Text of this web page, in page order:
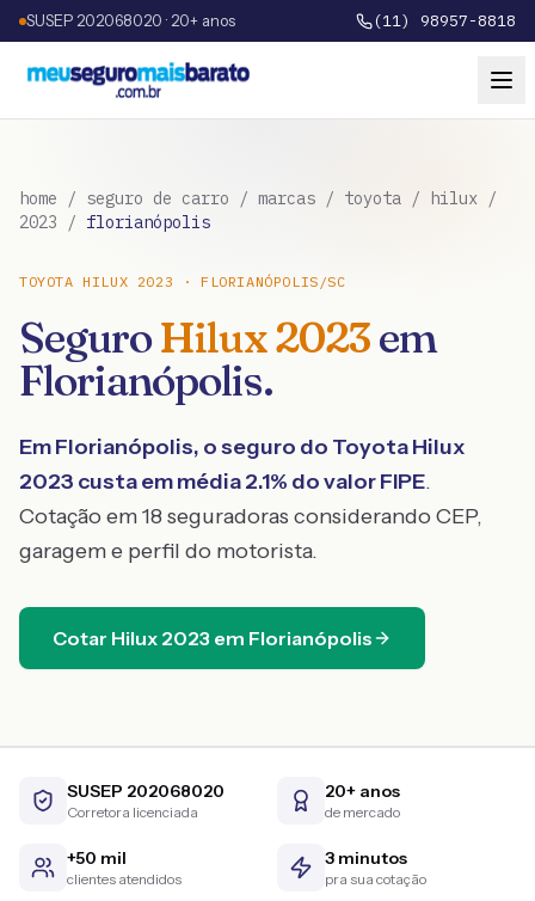
SUSEP 202068020 · 20+ anos (11) 98957-8818
home / seguro de carro / marcas / toyota / hilux /
2023 / florianópolis
TOYOTA HILUX 2023 ·FLORIANÓPOLIS /SC
SeguroHilux2023em
Florianópolis.
EmFlorianópolis, o seguro do ToyotaHilux
2023 custa em média2.1% do valor FIPE.
Cotação em 18 seguradoras considerando CEP,
garagem e perfil do motorista.
Cotar Hilux 2023 em Florianópolis
SUSEP 202068020
Corretora licenciada
20+ anos
de mercado
+50 mil
clientes atendidos
3 minutos
pra sua cotação